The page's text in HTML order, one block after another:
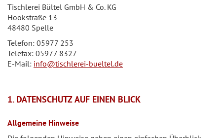
Tischlerei Bültel GmbH & Co. KG
Hookstraße 13
48480 Spelle
Telefon: 05977 253
Telefax: 05977 8327
E-Mail: info@tischlerei-bueltel.de
1. DATENSCHUTZ AUF EINEN BLICK
Allgemeine Hinweise